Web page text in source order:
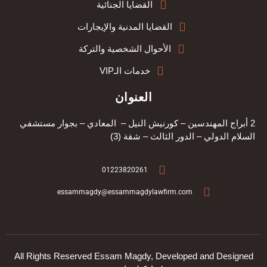
القضايا الجنائية
القضايا المدنية والإيجارات
الأحوال الشخصية والتركة
خدمات الـVIP
العنوان
2 أبراج المهندسين – كورنيش النيل – المعادي – بجوار مستشفي
السلام الدولي – الدور الثالث – شقة (3 )
01223820261
essammagdy@essammagdylawfirm.com
All Rights Reserved Essam Magdy, Developed and Designed